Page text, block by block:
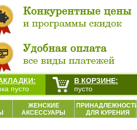
ЖЕНСКИЕ
АКСЕССУАРЫ
ПРИНАДЛЕЖНОСТИ
ДЛЯ КУРЕНИЯ
пусто
В КОРЗИНЕ:
пусто